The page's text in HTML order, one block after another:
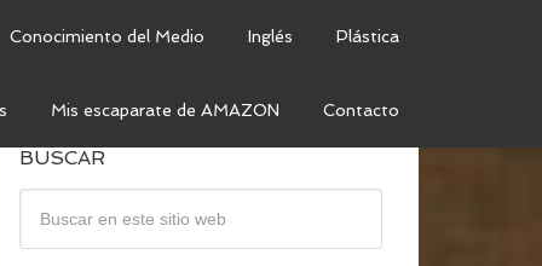
Conocimiento del Medio Inglés Plástica
Mis escaparate de AMAZON Contacto
BUSCAR